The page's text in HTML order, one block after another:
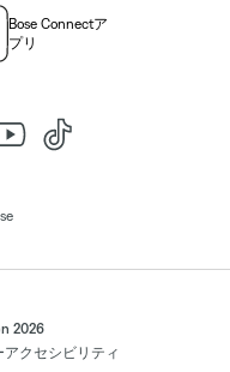
Bose Connectア
プリ
2026
アクセシビリティ